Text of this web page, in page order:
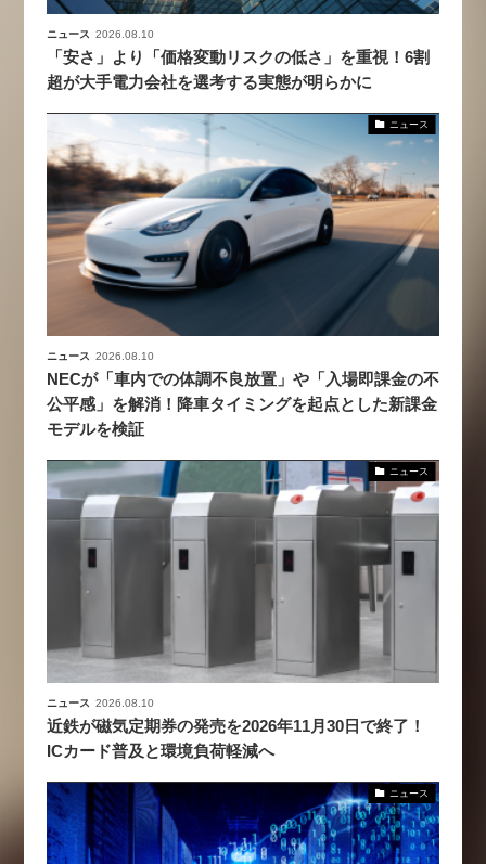
ニュース 2026.08.10
「安さ」より「価格変動リスクの低さ」を重視！6割
超が大手電力会社を選考する実態が明らかに
ニュース
ニュース 2026.08.10
NECが「車内での体調不良放置」や「入場即課金の不
公平感」を解消！降車タイミングを起点とした新課金
モデルを検証
ニュース
ニュース 2026.08.10
近鉄が磁気定期券の発売を2026年11月30日で終了！
ICカード普及と環境負荷軽減へ
ニュース